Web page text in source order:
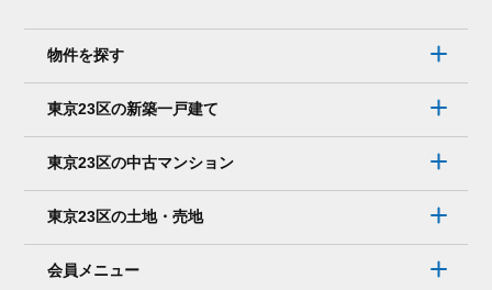
で
は
く、
ー
で
絡
物件を探す
東京23区の新築一戸建て
東京23区の中古マンション
東京23区の土地・売地
会員メニュー